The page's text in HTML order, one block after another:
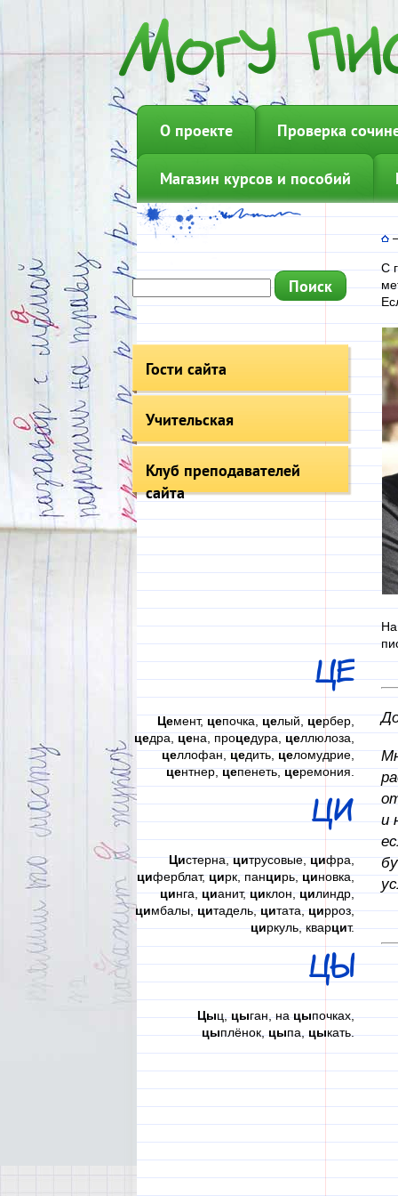
О проекте Проверка
Магазин курсов и пособий
Гости сайта
Учительская
Клуб преподавателей
сайта
ЦЕ
Цемент, цепочка, целый, цербер,
цедра,цена, процедура,целлюлоза,
целлофан,цедить,целомудрие,
центнер,цепенеть,церемония.
ЦИ
Цистерна,цитрусовые,цифра,
циферблат,цирк, панцирь,циновка,
цинга,цианит,циклон,цилиндр,
цимбалы,цитадель,цитата,цирроз,
циркуль, кварцит.
ЦЫ
Цыц,цыган, нацыпочках,
цыплёнок,цыпа,цыкать.
С
На
и